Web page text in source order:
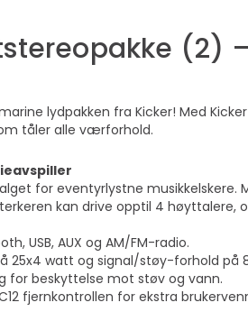
(2)
lydpakken fra Kicker! Med
tåler alle værforhold.
for eventyrlystne
kan drive opptil 4
USB, AUX og AM/FM-radio.
25x4 watt og signal/støy-forhold på
for beskyttelse mot støv og vann.
fjernkontrollen for ekstra